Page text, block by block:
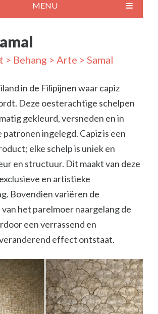
MENU
> Behang > Arte > Samal
in de Filipijnen waar capiz
Deze oesterachtige schelpen
gekleurd, versneden en in
ingelegd. Capiz is een
elke schelp is uniek en
en structuur. Dit maakt van deze
en artistieke
Bovendien variëren de
het parelmoer naargelang de
een verrassend en
effect ontstaat.